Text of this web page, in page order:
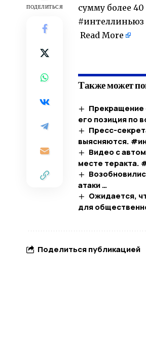
ПОДЕЛИТЬСЯ
сумму более
#интеллиньюз
Read More
Также может
Прекращение
его позиция по
Пресс-
выясняются.
Видео с
месте теракта.
атаки …​
Ожидается,
для
Поделиться публикацией